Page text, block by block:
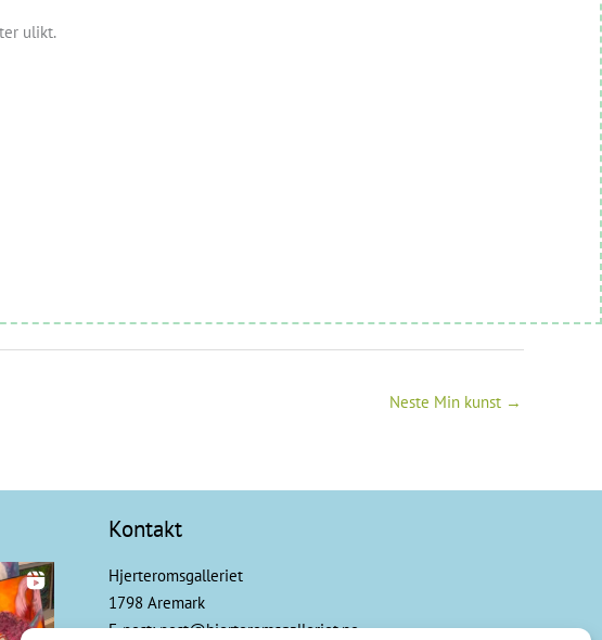
ulikt.
Neste Min kunst →
Kontakt
Hjerteromsgalleriet
1798 Aremark
E-post: post@hjerteromsgalleriet.no